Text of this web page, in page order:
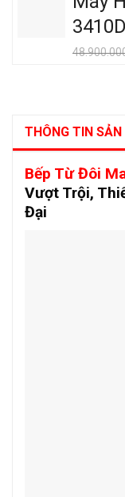
THÔNG TIN
Bếp Từ Đôi
Vượt Trội,
Đại